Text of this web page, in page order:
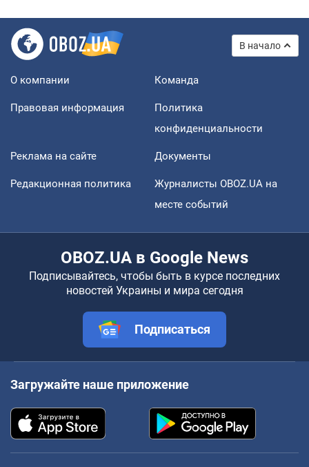
В начало
О компании Команда
Правовая информация
Политика
конфиденциальности
Реклама на сайте Документы
Редакционная политика
Журналисты OBOZ.UA на
месте событий
OBOZ.UA в Google News
Подписывайтесь, чтобы быть в курсе последних
новостей Украины и мира сегодня
Подписаться
Загружайте наше приложение